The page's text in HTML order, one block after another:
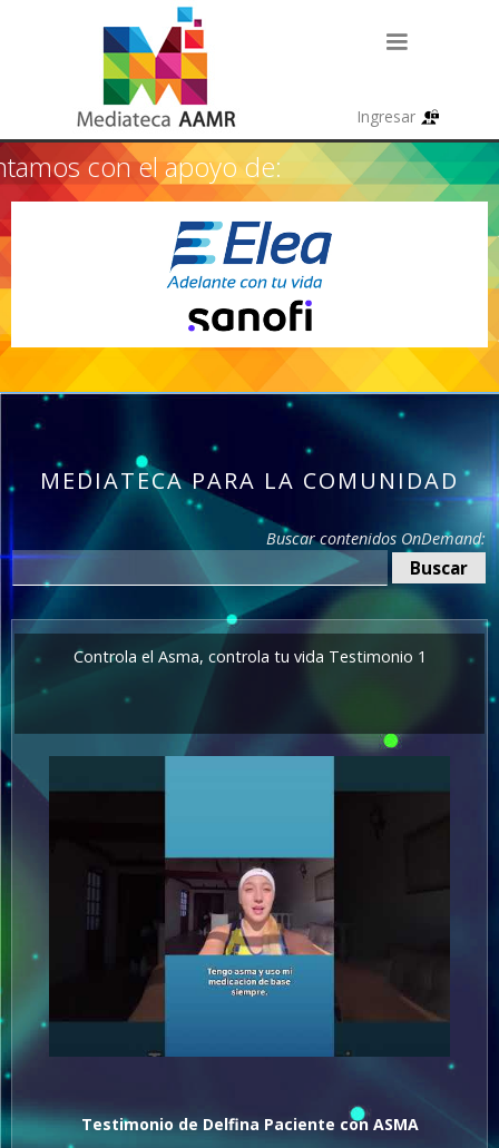
con el apoyo de:
MEDIATECA PARA LA COMUNIDAD
Buscar contenidos OnDemand:
Controla el Asma, controla tu vida Testimonio 1
Testimonio de Delfina Paciente con ASMA